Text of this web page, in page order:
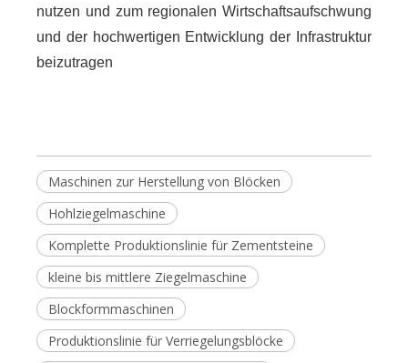
nutzen und zum regionalen Wirtschaftsaufschwung
und der hochwertigen Entwicklung der Infrastruktur
beizutragen
Maschinen zur Herstellung von Blöcken
Hohlziegelmaschine
Komplette Produktionslinie für Zementsteine
kleine bis mittlere Ziegelmaschine
Blockformmaschinen
Produktionslinie für Verriegelungsblöcke